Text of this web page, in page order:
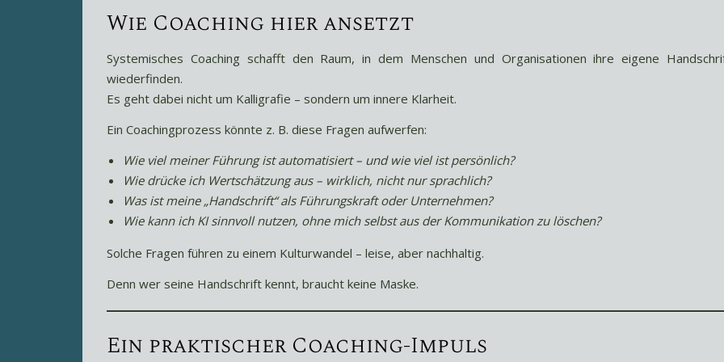
Wie Coaching hier ansetzt
Systemisches Coaching schafft den Raum, in dem Menschen und Organisationen ihre eigene
wiederfinden.
Es geht dabei nicht um Kalligrafie – sondern um innere Klarheit.
Ein Coachingprozess könnte z. B. diese Fragen aufwerfen:
Wie viel meiner Führung ist automatisiert – und wie viel ist persönlich?
Wie drücke ich Wertschätzung aus – wirklich, nicht nur sprachlich?
Was ist meine „Handschrift“ als Führungskraft oder Unternehmen?
Wie kann ich KI sinnvoll nutzen, ohne mich selbst aus der Kommunikation zu löschen?
Solche Fragen führen zu einem Kulturwandel – leise, aber nachhaltig.
Denn wer seine Handschrift kennt, braucht keine Maske.
Ein praktischer Coaching-Impuls